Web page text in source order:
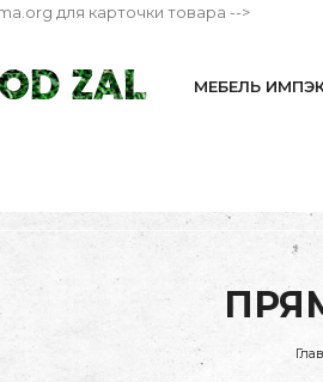
для карточки товара -->
МЕБЕЛЬ